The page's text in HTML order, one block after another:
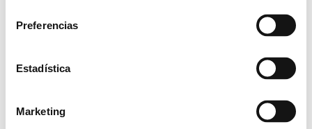
Preferencias
Estadística
Marketing